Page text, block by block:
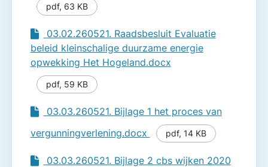
pdf, 63 KB
03.02.260521. Raadsbesluit Evaluatie
beleid kleinschalige duurzame energie
opwekking Het Hogeland.docx
pdf, 59 KB
03.03.260521. Bijlage 1 het proces van
vergunningverlening.docx
pdf, 14 KB
03.03.260521. Bijlage 2 cbs wijken 2020